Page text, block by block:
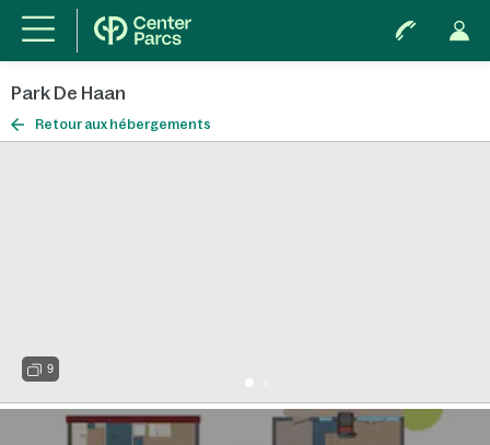
Park De Haan
Retour aux hébergements
9